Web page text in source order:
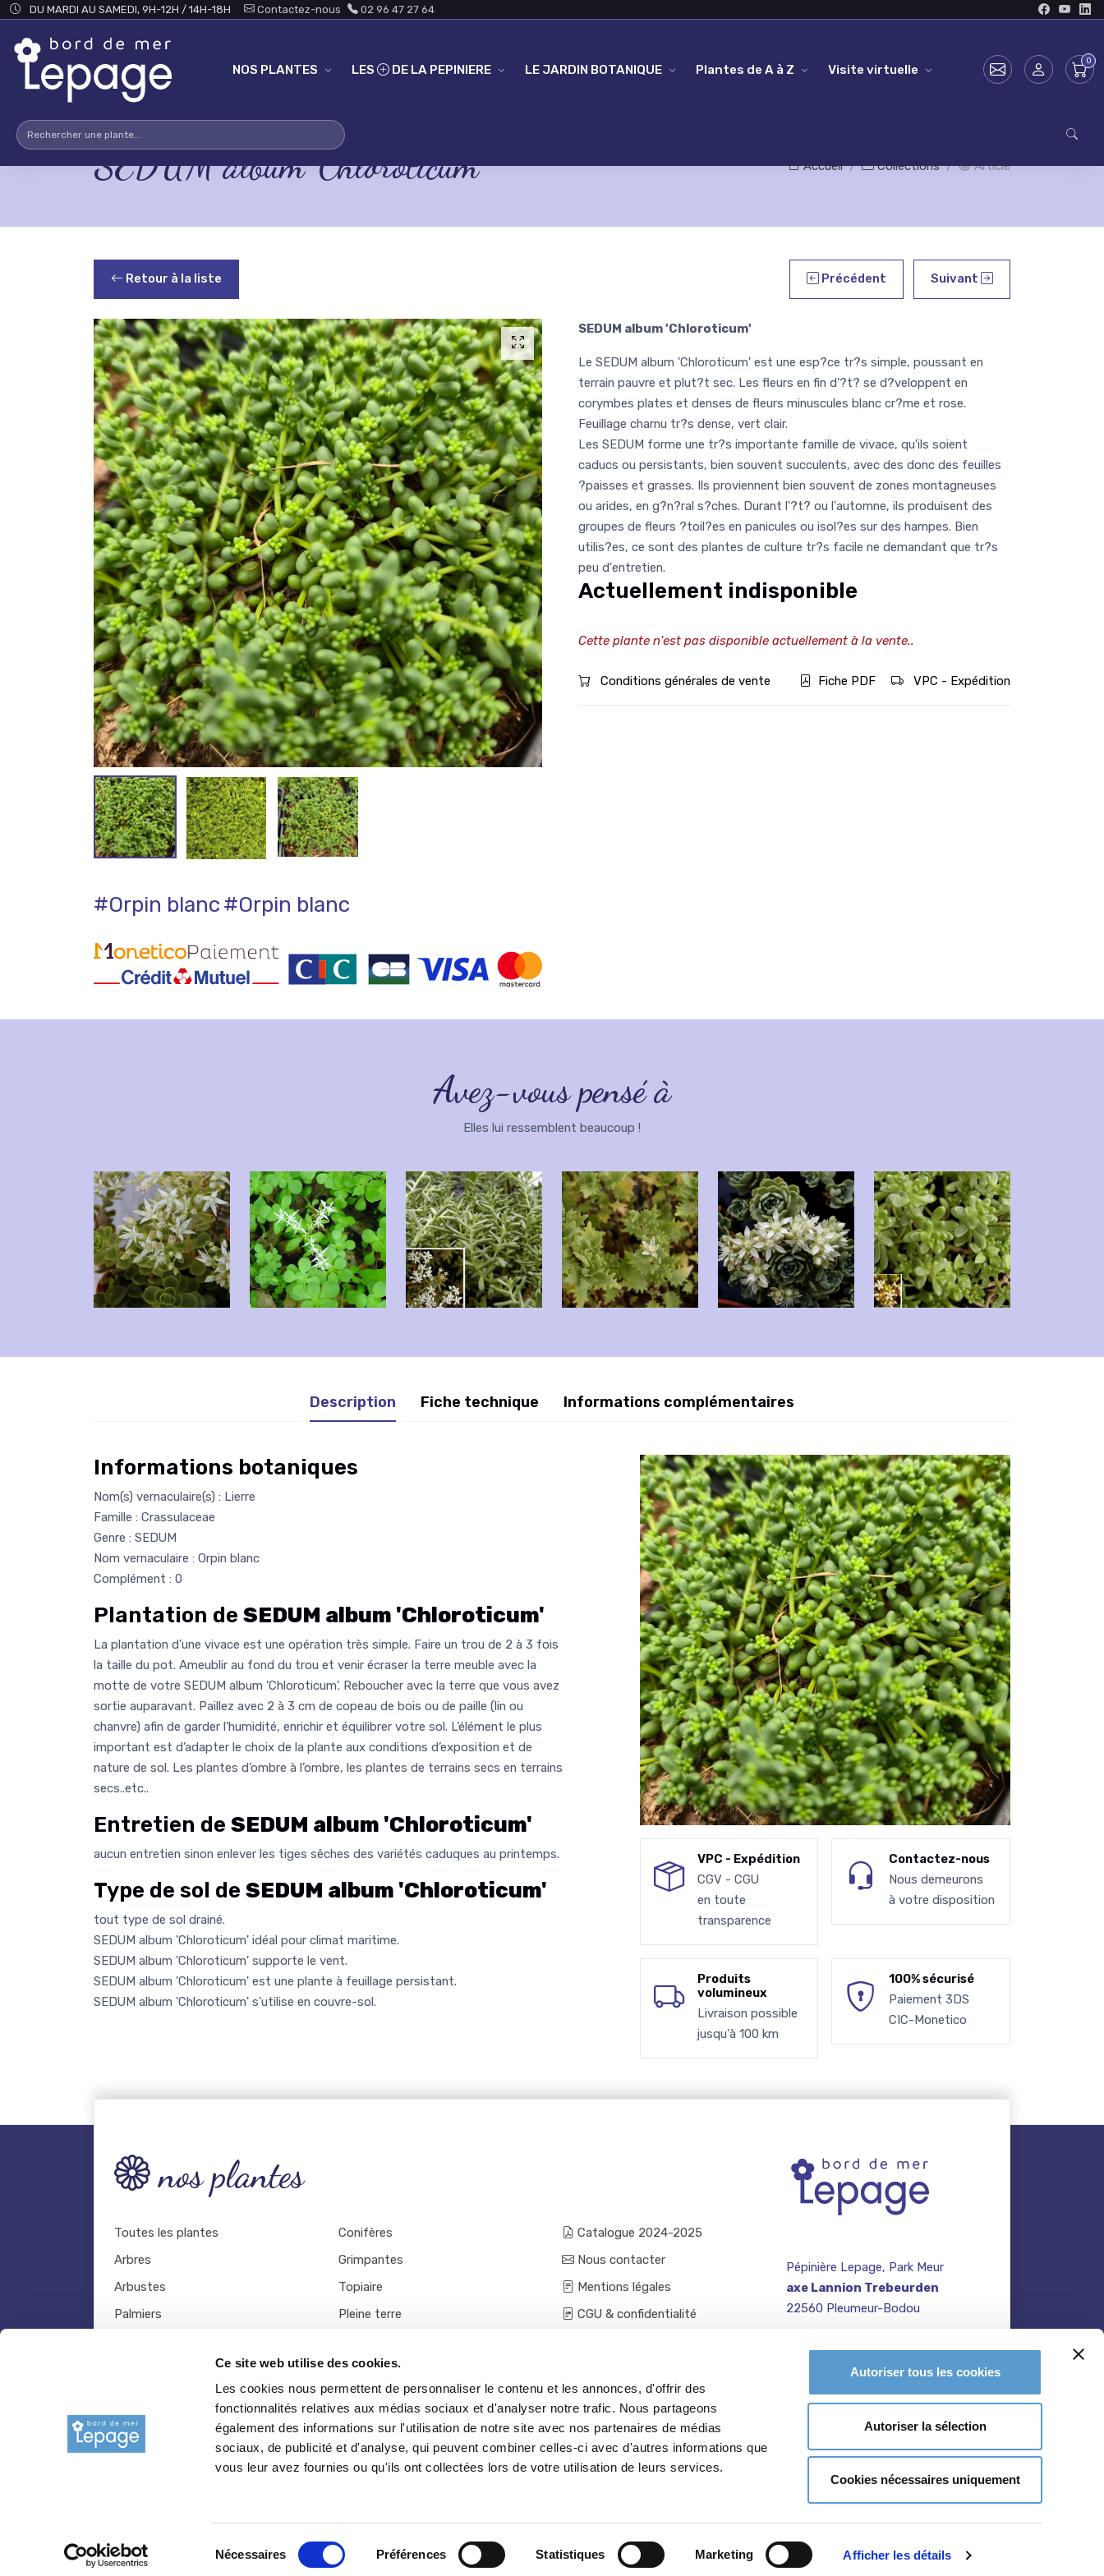
Ce site web utilise des cookies.
Les cookies nous permettent de personnaliser le contenu et les annonces, d'offrir des
fonctionnalités relatives aux médias sociaux et d'analyser notre trafic. Nous partageons
également des informations sur l'utilisation de notre site avec nos partenaires de médias
sociaux, de publicité et d'analyse, qui peuvent combiner celles-ci avec d'autres informations que
vous leur avez fournies ou qu'ils ont collectées lors de votre utilisation de leurs services.
Nécessaires Préférences Statistiques Marketing Afficher les détails
Autoriser tous les cookies
Autoriser la sélection
Cookies nécessaires uniquement
Skip to main content
DU MARDI AU SAMEDI, 9H-12H / 14H-18H Contactez-nous 02 96 47 27 64
NOS PLANTES LES DE LA PEPINIERE LE JARDIN BOTANIQUE Plantes de A à Z Visite virtuelle
SEDUM album 'Chloroticum' Accueil Collections Article
Retour à la liste Précédent Suivant
#Orpin blanc#Orpin blanc
SEDUM album 'Chloroticum'
Le SEDUM album 'Chloroticum' est une esp?ce tr?s simple, poussant en
terrain pauvre et plut?t sec. Les fleurs en fin d'?t? se d?veloppent en
corymbes plates et denses de fleurs minuscules blanc cr?me et rose.
Feuillage charnu tr?s dense, vert clair.
Les SEDUM forme une tr?s importante famille de vivace, qu'ils soient
caducs ou persistants, bien souvent succulents, avec des donc des feuilles
?paisses et grasses. Ils proviennent bien souvent de zones montagneuses
ou arides, en g?n?ral s?ches. Durant l'?t? ou l'automne, ils produisent des
groupes de fleurs ?toil?es en panicules ou isol?es sur des hampes. Bien
utilis?es, ce sont des plantes de culture tr?s facile ne demandant que tr?s
peu d'entretien.
Actuellement indisponible
Cette plante n'est pas disponible actuellement à la vente..
Conditions générales de vente Fiche PDF VPC - Expédition
Avez-vous pensé à
Elles lui ressemblent beaucoup !
Description Fiche technique Informations complémentaires
Informations botaniques
Nom(s) vernaculaire(s) : Lierre
Famille : Crassulaceae
Genre : SEDUM
Nom vernaculaire : Orpin blanc
Complément : 0
Plantation de SEDUM album 'Chloroticum'
La plantation d’une vivace est une opération très simple. Faire un trou de 2 à 3 fois
la taille du pot. Ameublir au fond du trou et venir écraser la terre meuble avec la
motte de votre SEDUM album 'Chloroticum'. Reboucher avec la terre que vous avez
sortie auparavant. Paillez avec 2 à 3 cm de copeau de bois ou de paille (lin ou
chanvre) afin de garder l'humidité, enrichir et équilibrer votre sol. L’élément le plus
important est d’adapter le choix de la plante aux conditions d’exposition et de
nature de sol. Les plantes d’ombre à l’ombre, les plantes de terrains secs en terrains
secs..etc..
Entretien de SEDUM album 'Chloroticum'
aucun entretien sinon enlever les tiges sêches des variétés caduques au printemps.
Type de sol de SEDUM album 'Chloroticum'
tout type de sol drainé.
SEDUM album 'Chloroticum' idéal pour climat maritime.
SEDUM album 'Chloroticum' supporte le vent.
SEDUM album 'Chloroticum' est une plante à feuillage persistant.
SEDUM album 'Chloroticum' s'utilise en couvre-sol.
VPC - Expédition
CGV - CGU
en toute
transparence
Contactez-nous
Nous demeurons
à votre disposition
Produits
volumineux
Livraison possible
jusqu'à 100 km
100% sécurisé
Paiement 3DS
CIC-Monetico
nos plantes
Toutes les plantes
Arbres
Arbustes
Palmiers
Rosiers
Conifères
Grimpantes
Topiaire
Pleine terre
Vivaces
Outils et accessoires
Catalogue 2024-2025
Nous contacter
Mentions légales
CGU & confidentialité
Pépinière Lepage, Park Meur
axe Lannion Trebeurden
22560 Pleumeur-Bodou
bretagne.fr
02 96 47 27 64
© 2026 copyright Pepiniere-bretagne.fr